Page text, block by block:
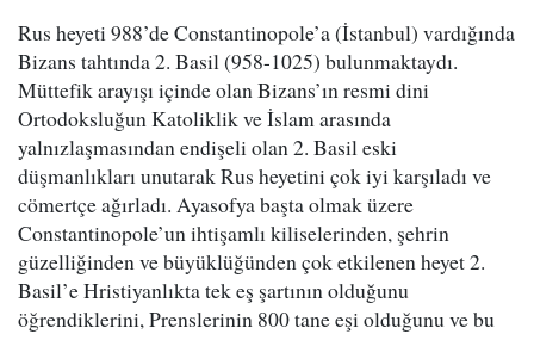
Rus heyeti 988’de Constantinopole’a (İstanbul) vardığında
Bizans tahtında 2. Basil (958-1025) bulunmaktaydı.
Müttefik arayışı içinde olan Bizans’ın resmi dini
Ortodoksluğun Katoliklik ve İslam arasında
yalnızlaşmasından endişeli olan 2. Basil eski
düşmanlıkları unutarak Rus heyetini çok iyi karşıladı ve
cömertçe ağırladı. Ayasofya başta olmak üzere
Constantinopole’un ihtişamlı kiliselerinden, şehrin
güzelliğinden ve büyüklüğünden çok etkilenen heyet 2.
Basil’e Hristiyanlıkta tek eş şartının olduğunu
öğrendiklerini, Prenslerinin 800 tane eşi olduğunu ve bu